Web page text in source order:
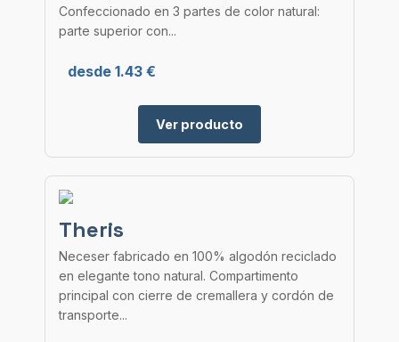
Confeccionado en 3 partes de color natural:
parte superior con...
desde 1.43 €
Ver producto
Theris
Neceser fabricado en 100% algodón reciclado
en elegante tono natural. Compartimento
principal con cierre de cremallera y cordón de
transporte...